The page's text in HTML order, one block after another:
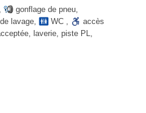
, gonflage de pneu,
lavage, WC ,
accès
, laverie, piste PL,